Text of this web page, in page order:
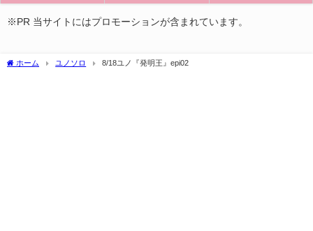
※PR 当サイトにはプロモーションが含まれています。
ホーム ユノソロ 8/18ユノ『発明王』epi02